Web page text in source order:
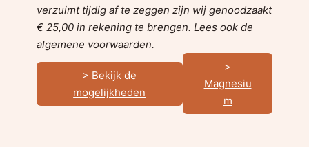
verzuimt tijdig af te zeggen zijn wij genoodzaakt
€ 25,00 in rekening te brengen. Lees ook de
algemene voorwaarden.
> Bekijk de
mogelijkheden
>
Magnesiu
m